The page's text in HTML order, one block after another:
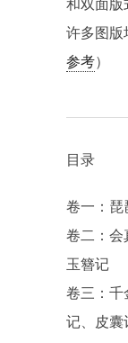
许多图版
参考）
目录
卷一：琵
卷二：会
玉簪记
卷三：千
记、皮囊